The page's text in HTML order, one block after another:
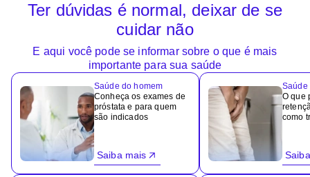
Ter dúvidas é normal, deixar de se
cuidar não
E aqui você pode se informar sobre o que é mais
importante para sua saúde
Saúde do homem
Conheça os exames de
próstata e para quem
são indicados
Saiba mais
Saúde
O que
como